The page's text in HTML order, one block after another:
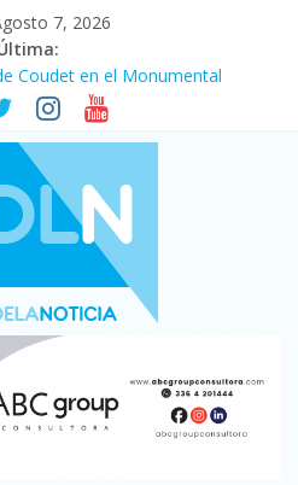
7, 2026
Coudet en el Monumental
más alto en dos décadas y ya
Fe
41.000 kioscos: el sector
movimiento y consumo
viajaron por el país, un 5,9%
usados en julio: bajó un 12,6%